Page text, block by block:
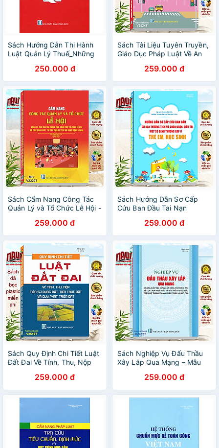
Sách Hướng Dẫn Thi Hành
Luật Quản Lý Thuế_Những
Hóa Đơn, Chứng Từ Và Xử
Phạt Vi Phạm Hành Chính
Trong Lĩnh Vực Thuế, Hóa
Đơn, Hải Quan
250.000 đ
Sách Tài Liệu Tuyên Truyền,
Giáo Dục Pháp Luật Về An
Trong Nhà Trường (V2524T)
259.000 đ
Sách Cẩm Nang Công Tác
Quản Lý và Tổ Chức Lễ Hội -
Cho Công Tác Tổ Chức Lễ
Hội và Tiền Công Đức, Tài
Trợ Cho Di Tích và Hoạt
Động Lễ Hội - V2229T
259.000 đ
Sách Hướng Dẫn Sơ Cấp
Cứu Ban Đầu Tai Nạn
Đièu Trị Một Số Bệnh
Thường Gặp Ở Trẻ Em, Học
Sinh - V2268T
259.000 đ
Sách Quy Định Chi Tiết Luật
Đất Đai Về Tính, Thu, Nộp
Đất Và Quỹ Phát Triển Đất
(V2516T)
259.000 đ
Sách Nghiệp Vụ Đấu Thầu
Xây Lắp Qua Mạng – Mẫu
01/2024/TT-BKHĐT
(V2452T)
259.000 đ